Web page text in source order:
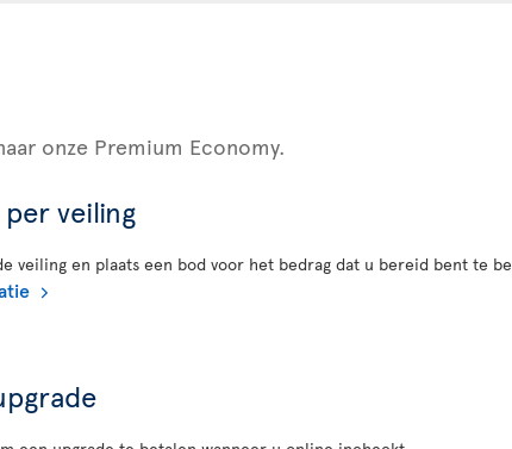
onze Premium Economy.
veiling
veiling en plaats een bod voor het bedrag dat u bereid bent te